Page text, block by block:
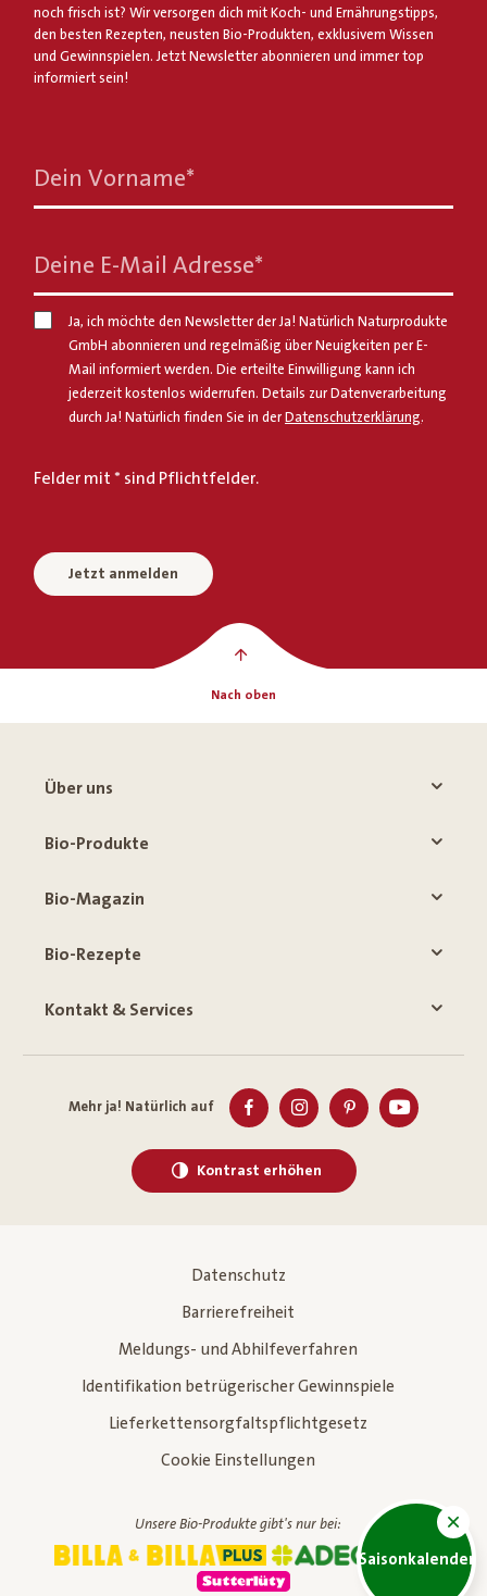
Saisonkalender
noch frisch ist? Wir versorgen dich mit Koch- und Ernährungstipps,
den besten Rezepten, neusten Bio-Produkten, exklusivem Wissen
und Gewinnspielen. Jetzt Newsletter abonnieren und immer top
informiert sein!
Dein Vorname*
Deine E-Mail Adresse*
Ja, ich möchte den Newsletter der Ja! Natürlich Naturprodukte
GmbH abonnieren und regelmäßig über Neuigkeiten per E-
Mail informiert werden. Die erteilte Einwilligung kann ich
jederzeit kostenlos widerrufen. Details zur Datenverarbeitung
durch Ja! Natürlich finden Sie in derDatenschutzerklärung.
Felder mit * sind Pflichtfelder.
Jetzt anmelden
Nach oben
Über uns
Bio-Produkte
Bio-Magazin
Bio-Rezepte
Kontakt & Services
Mehr ja! Natürlich auf
Kontrast erhöhen
Datenschutz
Barrierefreiheit
Meldungs- und Abhilfeverfahren
Identifikation betrügerischer Gewinnspiele
Lieferkettensorgfaltspflichtgesetz
Cookie Einstellungen
Unsere Bio-Produkte gibt's nur bei: